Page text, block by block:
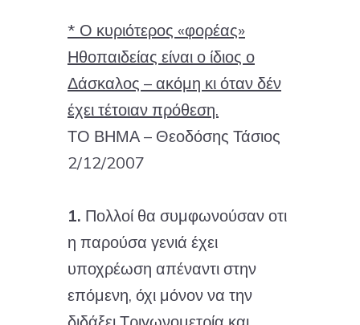
* Ο κυριότερος «φορέας»
Ηθοπαιδείας είναι ο ίδιος ο
Δάσκαλος – ακόμη κι όταν δέν
έχει τέτοιαν πρόθεση.
ΤΟ ΒΗΜΑ – Θεοδόσης Τάσιος
2/12/2007
1. Πολλοί θα συμφωνούσαν οτι
η παρούσα γενιά έχει
υποχρέωση απέναντι στην
επόμενη, όχι μόνον να την